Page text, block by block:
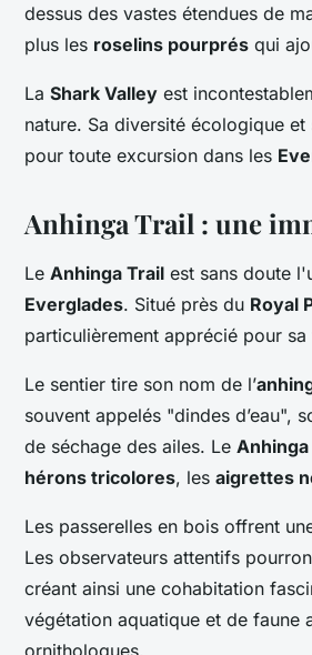
dessus des vastes étendues de
plus les roselins pourprés qui
La Shark Valley est
nature. Sa diversité écologique
pour toute excursion dans les
Anhinga Trail : une
Le Anhinga Trail est sans doute
Everglades. Situé près du Royal
particulièrement apprécié pour
Le sentier tire son nom de l’
souvent appelés "dindes d’eau",
de séchage des ailes. Le
hérons tricolores, les aigrettes
Les passerelles en bois offrent
Les observateurs attentifs
créant ainsi une cohabitation
végétation aquatique et de faune
ornithologues.